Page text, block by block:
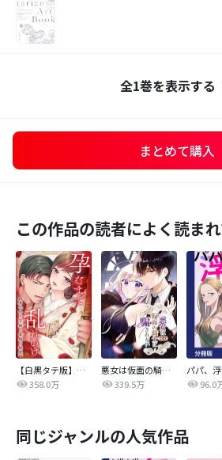
全1巻を表示する
まとめて購入
この作品の読者によく読ま
【白黒タテ版】孕むまで乱れいけ～身代わり花嫁と軍服の猛愛
358.0万
悪女は仮面の騎士に騙されない
339.5万
96.0
同じジャンルの人気作品